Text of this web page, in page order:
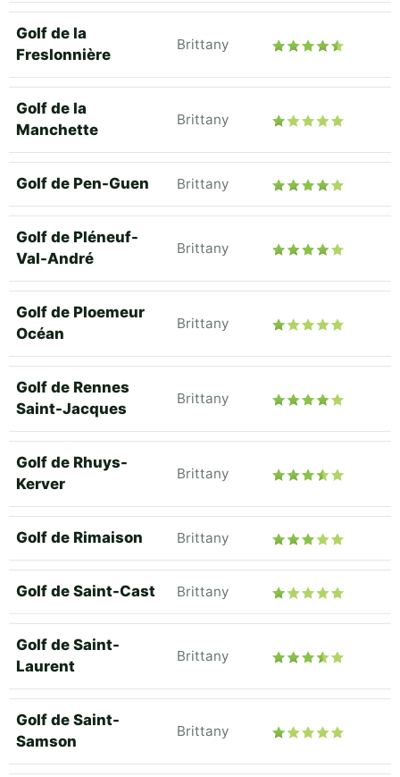
Golf de la
Freslonnière
Brittany
Golf de la
Manchette
Brittany
Golf de Pen-Guen Brittany
Golf de Pléneuf-
Val-André
Brittany
Golf de Ploemeur
Océan
Brittany
Golf de Rennes
Saint-Jacques
Brittany
Golf de Rhuys-
Kerver
Brittany
Golf de Rimaison Brittany
Golf de Saint-Cast Brittany
Golf de Saint-
Laurent
Brittany
Golf de Saint-
Samson
Brittany